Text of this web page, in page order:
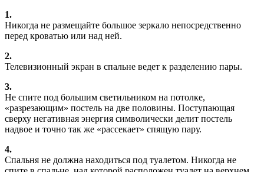
1.
Никогда не размещайте большое зеркало непосредственно
перед кроватью или над ней.
2.
Телевизионный экран в спальне ведет к разделению пары.
3.
Не спите под большим светильником на потолке,
«разрезающим» постель на две половины. Поступающая
сверху негативная энергия символически делит постель
надвое и точно так же «рассекает» спящую пару.
4.
Спальня не должна находиться под туалетом. Никогда не